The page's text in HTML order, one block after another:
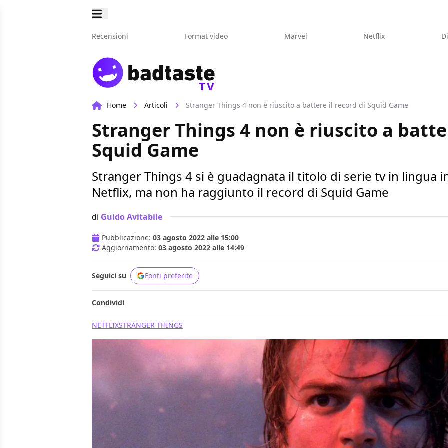
Recensioni Format video Marvel Netflix
TV
Home Articoli Stranger Things 4 non è riuscito a battere il record di Squid Game
Stranger Things 4 non è riuscito a
Squid Game
Stranger Things 4 si è guadagnata il titolo di serie tv in lingua
Netflix, ma non ha raggiunto il record di Squid Game
di Guido Avitabile
Pubblicazione: 03 agosto 2022 alle 15:00
Aggiornamento: 03 agosto 2022 alle 14:49
Seguici su Fonti preferite
Condividi
NETFLIXSTRANGER THINGS